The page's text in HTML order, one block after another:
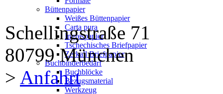
Büttenpapier
Weißes Büttenpapier
Carta pura
Ingrespapier
Tschechisches Briefpapier
Zerkall Briefpapier
Buchbinderbedarf
Buchblöcke
Bezugsmaterial
Werkzeug
Schellingstraße 71
80799 München
> Anfahrt